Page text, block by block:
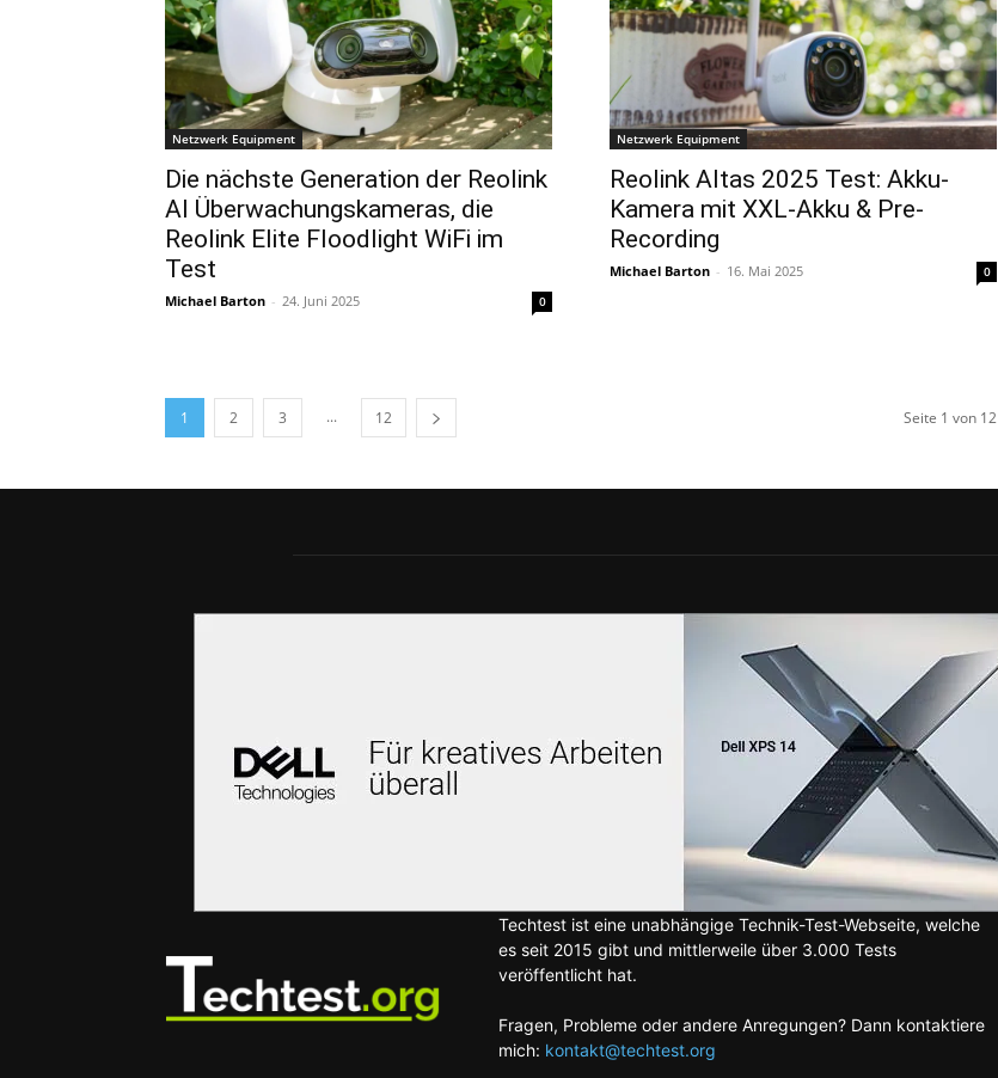
Netzwerk Equipment
Die nächste Generation der Reolink
AI Überwachungskameras, die
Reolink Elite Floodlight WiFi im
Test
Michael Barton - 24. Juni 2025 0
Netzwerk Equipment
Reolink Altas 2025 Test: Akku-
Kamera mit XXL-Akku & Pre-
Recording
Michael Barton - 16. Mai 2025 0
1 2 3 ... 12 Seite 1 von 12
Techtest ist eine unabhängige Technik-Test-Webseite, welche
es seit 2015 gibt und mittlerweile über 3.000 Tests
veröffentlicht hat.
Fragen, Probleme oder andere Anregungen? Dann kontaktiere
mich: kontakt@techtest.org